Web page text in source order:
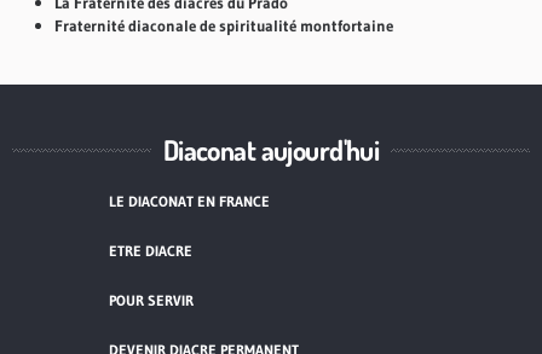
Fraternité diaconale de spiritualité montfortaine
Diaconat aujourd'hui
LE DIACONAT EN FRANCE
ETRE DIACRE
POUR SERVIR
DEVENIR DIACRE PERMANENT